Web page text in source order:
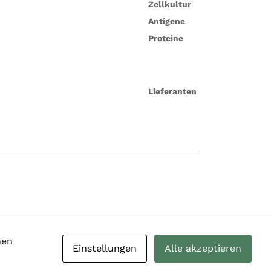
Zellkultur
Antigene
Proteine
Lieferanten
Einstellungen Alle akzeptieren